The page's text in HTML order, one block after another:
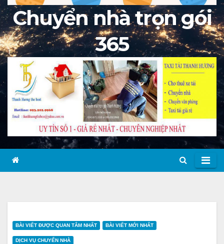
Chuyển nhà trọn gói
365
BÀI VIẾT ĐƯỢC QUAN TÂM NHẤT BÀI VIẾT MỚI NHẤT
DỊCH VỤ CHUYỂN NHÀ